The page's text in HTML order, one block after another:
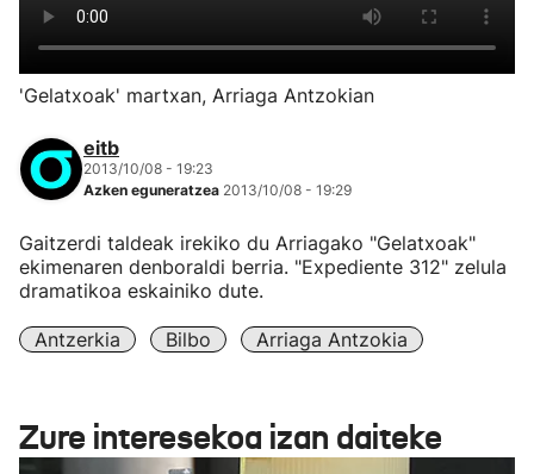
'Gelatxoak' martxan, Arriaga Antzokian
eitb
2013/10/08 - 19:23
Azken eguneratzea 2013/10/08 - 19:29
Gaitzerdi taldeak irekiko du Arriagako "Gelatxoak"
ekimenaren denboraldi berria. "Expediente 312" zelula
dramatikoa eskainiko dute.
Antzerkia Bilbo Arriaga Antzokia
Zure interesekoa izan daiteke